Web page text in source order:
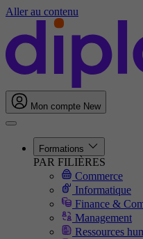
Aller au contenu
Mon compte New
Formations
PAR FILIÈRES
Commerce
Informatique
Finance &
Management
Ressources